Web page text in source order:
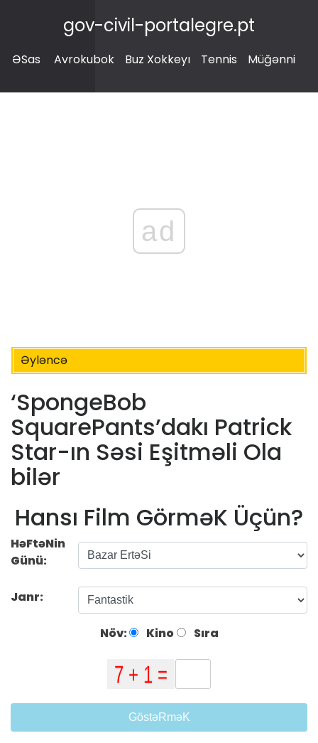
gov-civil-portalegre.pt
ƏSas Avrokubok Buz Xokkeyı Tennis Müğənni
ad
Əyləncə
‘SpongeBob
SquarePants’dakı Patrick
Star-ın Səsi Eşitməli Ola
bilər
Hansı Film GörməK Üçün?
HəFtəNin
Günü:
Janr:
Növ: Kino Sıra
GöstəRməK